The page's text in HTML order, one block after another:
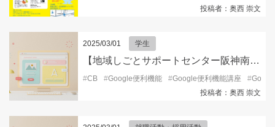
投稿者：奥西 崇文
2025/03/01 学生
【地域しごとサポートセンター阪神南ブランチ105からのお知らせ】初心者向けパソコン便利スキル②（Googleの便利機能編）
#CB #Google便利機能 #Google便利機能講座 #
投稿者：奥西 崇文